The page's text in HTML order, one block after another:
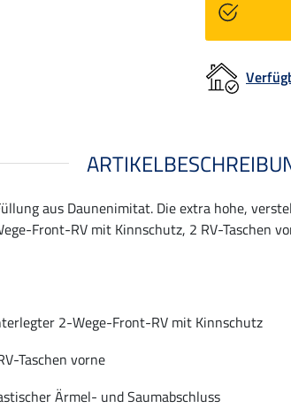
aus Daunenimitat. Die extra hohe,
Front-RV mit Kinnschutz, 2 RV-Taschen
2-Wege-Front-RV mit Kinnschutz
Taschen vorne
Ärmel- und Saumabschluss